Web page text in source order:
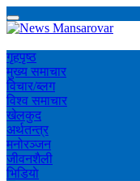
गृहपृष्ठ
मुख्य समाचार
विचार/ब्लग
विश्व समाचार
खेलकुद
अर्थतन्त्र
मनोरञ्‍जन
जीवनशैली
भिडियाे